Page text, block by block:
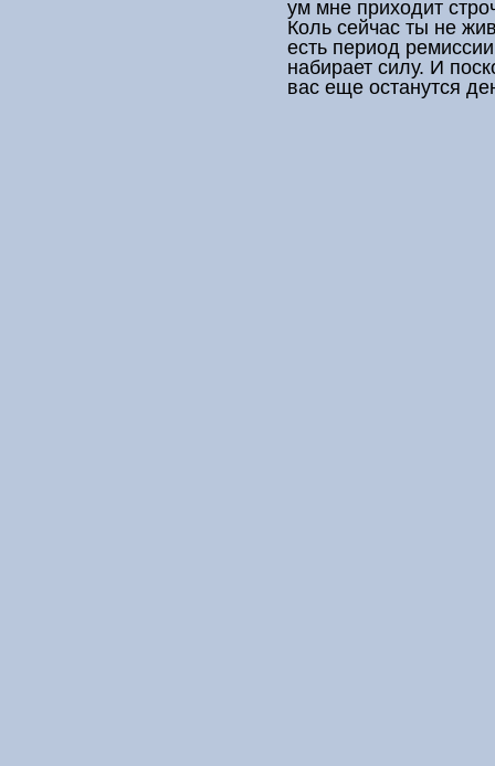
ум мне приходит
Коль сейчас ты не
есть период
набирает силу. И
вас еще останутся